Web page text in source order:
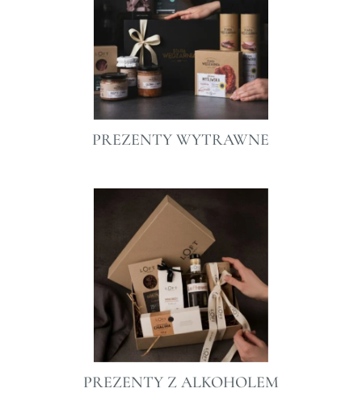
PREZENTY WYTRAWNE
PREZENTY Z ALKOHOLEM